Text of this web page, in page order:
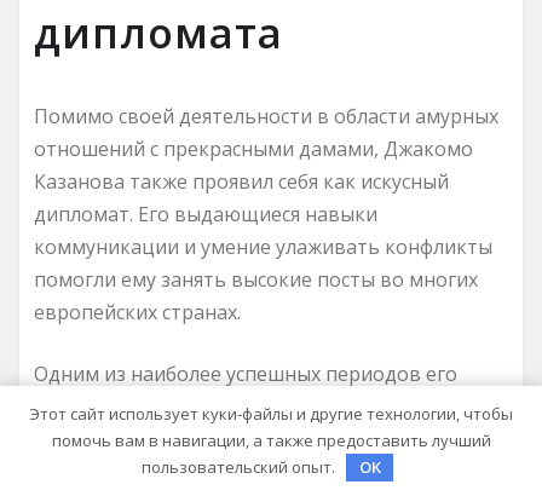
дипломата
Помимо своей деятельности в области амурных
отношений с прекрасными дамами, Джакомо
Казанова также проявил себя как искусный
дипломат. Его выдающиеся навыки
коммуникации и умение улаживать конфликты
помогли ему занять высокие посты во многих
европейских странах.
Одним из наиболее успешных периодов его
дипломатической карьеры было время,
проведенное им в Вене. В это время
австрийская столица была одним из главных
Этот сайт использует куки-файлы и другие технологии, чтобы
помочь вам в навигации, а также предоставить лучший
пользовательский опыт.
OK